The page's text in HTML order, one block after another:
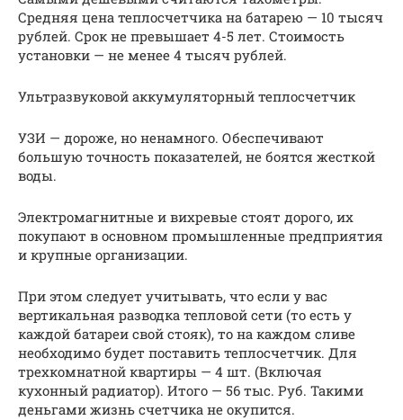
Средняя цена теплосчетчика на батарею — 10 тысяч
рублей. Срок не превышает 4-5 лет. Стоимость
установки — не менее 4 тысяч рублей.
Ультразвуковой аккумуляторный теплосчетчик
УЗИ — дороже, но ненамного. Обеспечивают
большую точность показателей, не боятся жесткой
воды.
Электромагнитные и вихревые стоят дорого, их
покупают в основном промышленные предприятия
и крупные организации.
При этом следует учитывать, что если у вас
вертикальная разводка тепловой сети (то есть у
каждой батареи свой стояк), то на каждом сливе
необходимо будет поставить теплосчетчик. Для
трехкомнатной квартиры — 4 шт. (Включая
кухонный радиатор). Итого — 56 тыс. Руб. Такими
деньгами жизнь счетчика не окупится.